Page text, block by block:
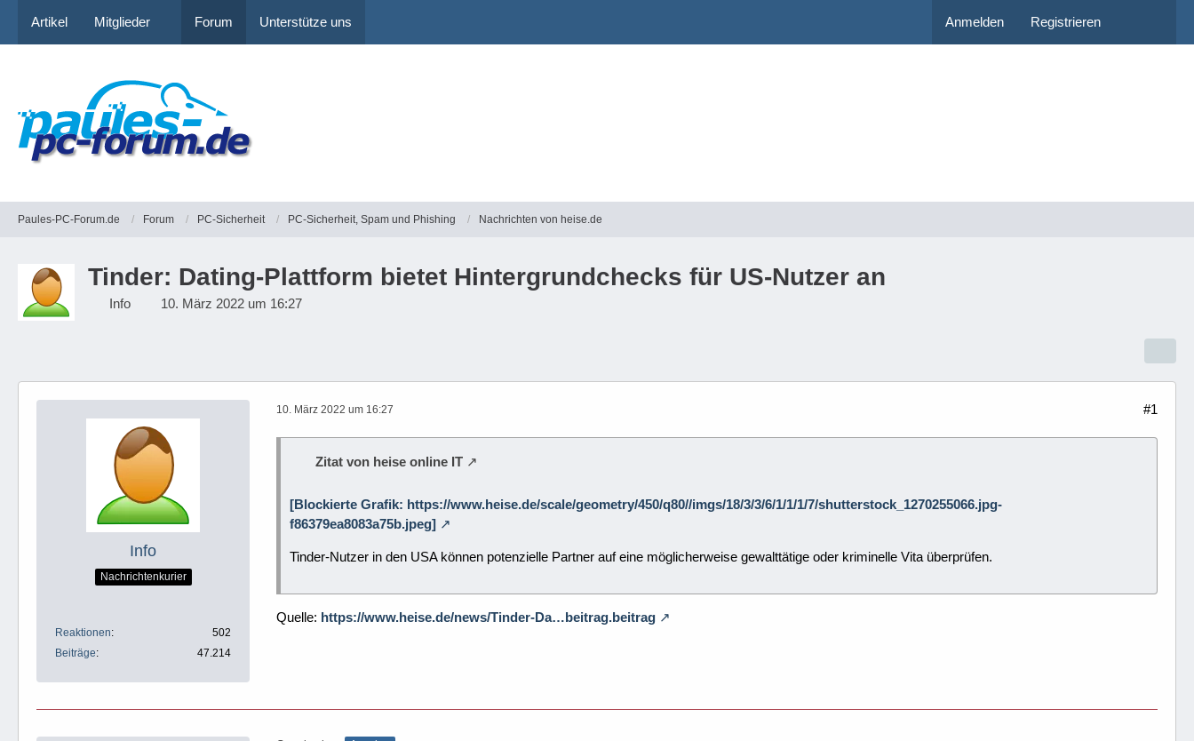
Artikel Mitglieder Forum Unterstütze uns Anmelden Registrieren
Paules-PC-Forum.de Forum PC-Sicherheit PC-Sicherheit, Spam und Phishing Nachrichten von heise.de
Tinder: Dating-Plattform bietet Hintergrundchecks für US-Nutzer an
Info 10. März 2022 um 16:27
Info
Nachrichtenkurier
Reaktionen
502
Beiträge
47.214
10. März 2022 um 16:27 #1
Zitat von heise online IT
[Blockierte Grafik: https://www.heise.de/scale/geometry/450/q80//imgs/18/3/3/6/1/1/1/7/shutterstock_1270255066.jpg-
f86379ea8083a75b.jpeg]
Tinder-Nutzer in den USA können potenzielle Partner auf eine möglicherweise gewalttätige oder kriminelle Vita überprüfen.
Quelle: https://www.heise.de/news/Tinder-Da…beitrag.beitrag